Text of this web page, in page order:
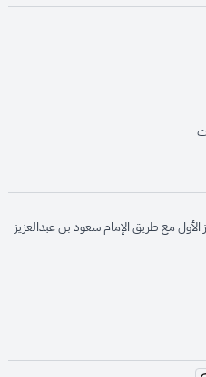
opens in new window
الأول مع طريق الإمام سعود بن عبدالعزيز